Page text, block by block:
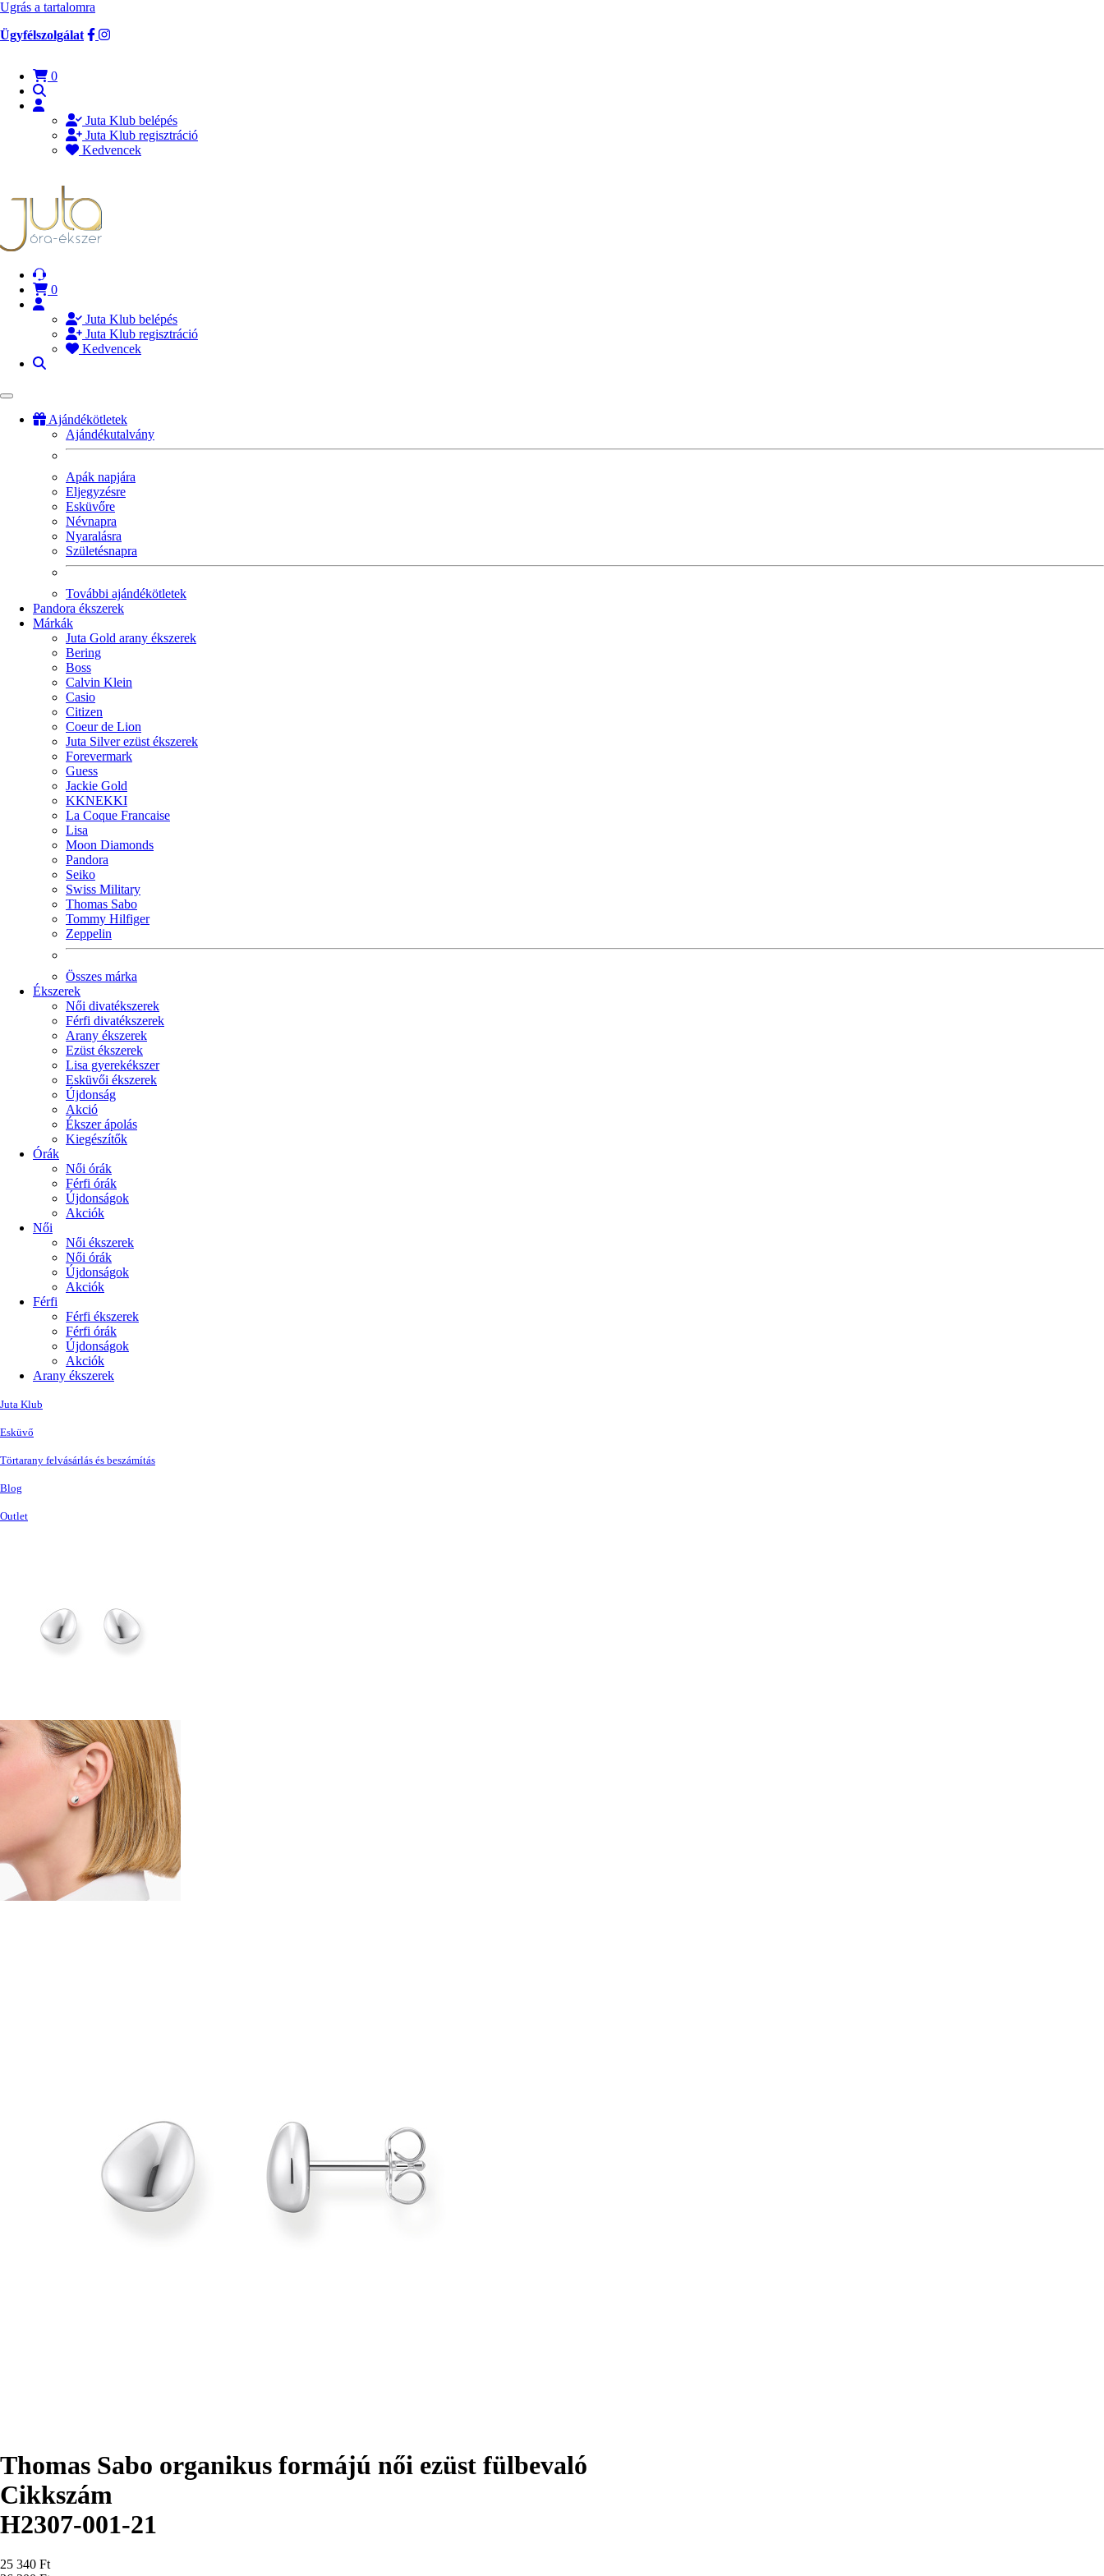
Ugrás a tartalomra
Ügyfélszolgálat
0
Juta Klub belépés
Juta Klub regisztráció
Kedvencek
0
Juta Klub belépés
Juta Klub regisztráció
Kedvencek
Ajándékötletek
Ajándékutalvány
Apák napjára
Eljegyzésre
Esküvőre
Névnapra
Nyaralásra
Születésnapra
További ajándékötletek
Pandora ékszerek
Márkák
Juta Gold arany ékszerek
Bering
Boss
Calvin Klein
Casio
Citizen
Coeur de Lion
Juta Silver ezüst ékszerek
Forevermark
Guess
Jackie Gold
KKNEKKI
La Coque Francaise
Lisa
Moon Diamonds
Pandora
Seiko
Swiss Military
Thomas Sabo
Tommy Hilfiger
Zeppelin
Összes márka
Ékszerek
Női divatékszerek
Férfi divatékszerek
Arany ékszerek
Ezüst ékszerek
Lisa gyerekékszer
Esküvői ékszerek
Újdonság
Akció
Ékszer ápolás
Kiegészítők
Órák
Női órák
Férfi órák
Újdonságok
Akciók
Női
Női ékszerek
Női órák
Újdonságok
Akciók
Férfi
Férfi ékszerek
Férfi órák
Újdonságok
Akciók
Arany ékszerek
Juta Klub
Esküvő
Törtarany felvásárlás és beszámítás
Blog
Outlet
Thomas Sabo organikus formájú női ezüst fülbevaló
Cikkszám
H2307-001-21
Ár
25 340 Ft